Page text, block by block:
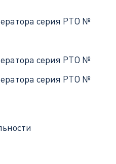
серия РТО №
серия РТО №
серия РТО №